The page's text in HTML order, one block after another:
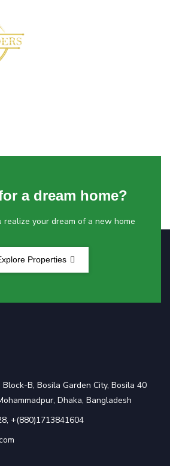
a dream home?
realize your dream of a new home
Properties
B, Bosila Garden City, Bosila 40
Dhaka, Bangladesh
, +(880)1713841604